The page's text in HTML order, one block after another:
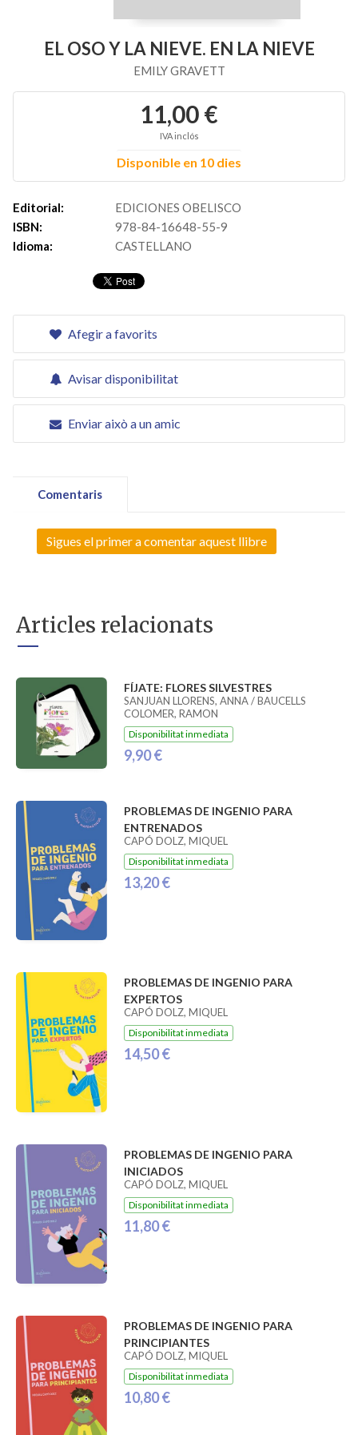
EL OSO Y LA NIEVE. EN LA NIEVE
EMILY GRAVETT
11,00 €
IVA inclós
Disponible en 10 dies
Editorial:
EDICIONES OBELISCO
ISBN:
978-84-16648-55-9
Idioma:
CASTELLANO
Afegir a favorits
Avisar disponibilitat
Enviar això a un amic
Comentaris
Sigues el primer a comentar aquest llibre
Articles relacionats
FÍJATE: FLORES SILVESTRES
SANJUAN LLORENS, ANNA / BAUCELLS
COLOMER, RAMON
Disponibilitat inmediata
9,90 €
PROBLEMAS DE INGENIO PARA
ENTRENADOS
CAPÓ DOLZ, MIQUEL
Disponibilitat inmediata
13,20 €
PROBLEMAS DE INGENIO PARA
EXPERTOS
CAPÓ DOLZ, MIQUEL
Disponibilitat inmediata
14,50 €
PROBLEMAS DE INGENIO PARA
INICIADOS
CAPÓ DOLZ, MIQUEL
Disponibilitat inmediata
11,80 €
PROBLEMAS DE INGENIO PARA
PRINCIPIANTES
CAPÓ DOLZ, MIQUEL
Disponibilitat inmediata
10,80 €